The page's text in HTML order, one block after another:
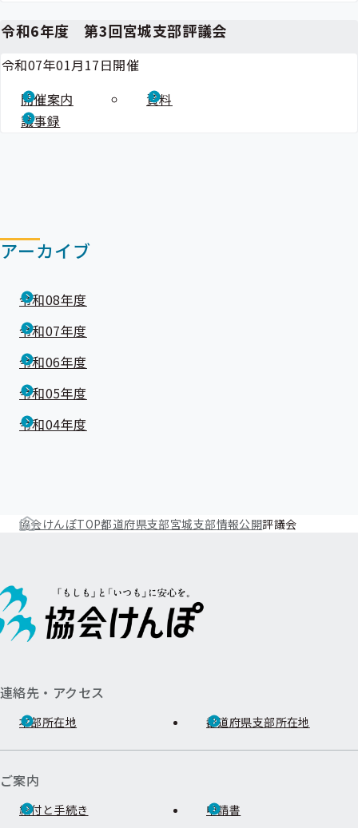
令和6年度 第3回宮城支部評議会
令和07年01月17日開催
開催案内
資料
議事録
アーカイブ
令和08年度
令和07年度
令和06年度
令和05年度
令和04年度
協会けんぽTOP都道府県支部宮城支部情報公開評議会
連絡先・アクセス
本部所在地 都道府県支部所在地
ご案内
給付と手続き 申請書